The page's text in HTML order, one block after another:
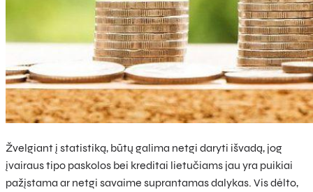
Žvelgiant į statistiką, būtų galima netgi daryti išvadą, jog
įvairaus tipo paskolos bei kreditai lietučiams jau yra puikiai
pažįstama ar netgi savaime suprantamas dalykas. Vis dėlto,